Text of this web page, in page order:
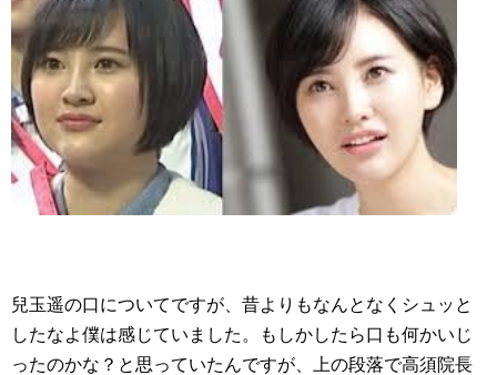
兒玉遥の口についてですが、昔よりもなんとなくシュッと
したなよ僕は感じていました。もしかしたら口も何かいじ
ったのかな？と思っていたんですが、上の段落で高須院長